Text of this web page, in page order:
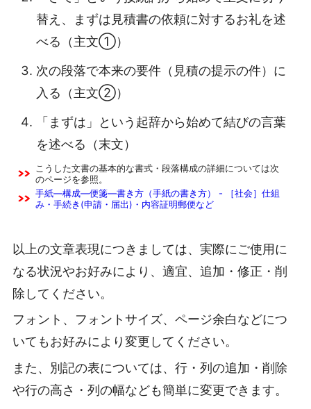
替え、まずは見積書の依頼に対するお礼を述
べる（主文①）
次の段落で本来の要件（見積の提示の件）に
入る（主文②）
「まずは」という起辞から始めて結びの言葉
を述べる（末文）
こうした文書の基本的な書式・段落構成の詳細については次
のページを参照。
手紙―構成―便箋―書き方（手紙の書き方） - ［社会］仕組
み・手続き(申請・届出)・内容証明郵便など
以上の文章表現につきましては、実際にご使用に
なる状況やお好みにより、適宜、追加・修正・削
除してください。
フォント、フォントサイズ、ページ余白などにつ
いてもお好みにより変更してください。
また、別記の表については、行・列の追加・削除
や行の高さ・列の幅なども簡単に変更できます。